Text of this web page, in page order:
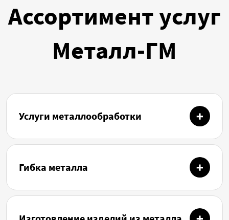
Ассортимент услуг
Металл-ГМ
Услуги металлообработки
Гибка металла